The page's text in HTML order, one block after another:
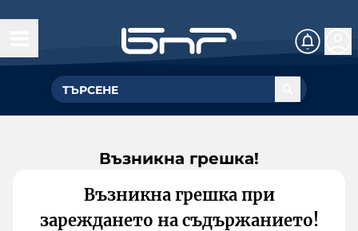
Възникна грешка!
Възникна грешка при
зареждането на съдържанието!